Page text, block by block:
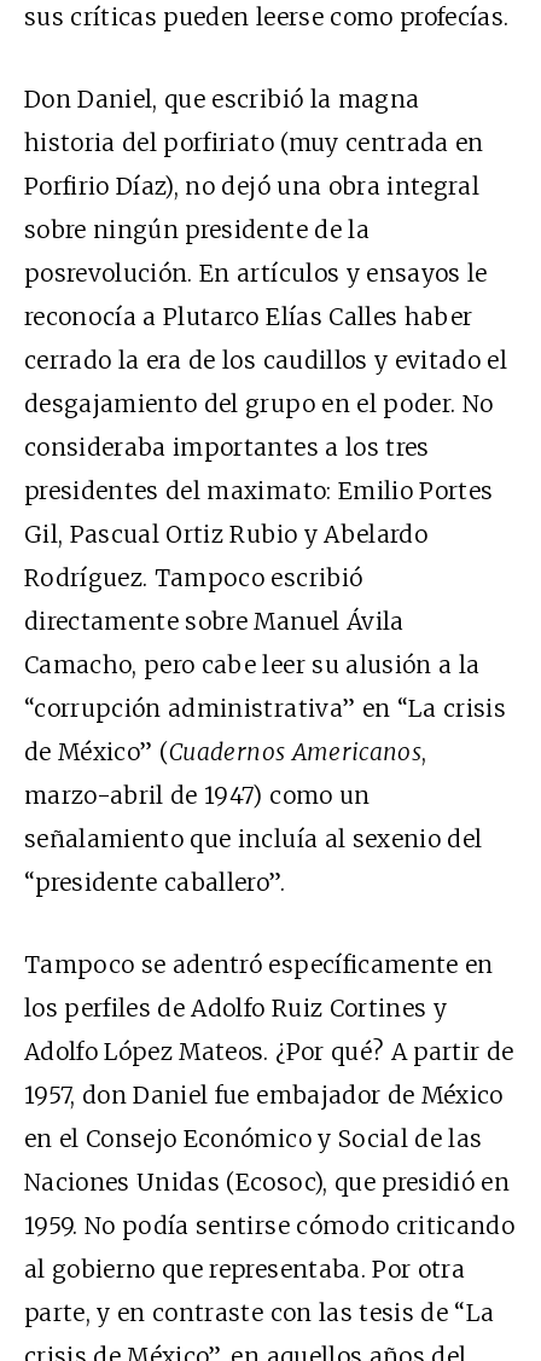
sus críticas pueden leerse como profecías.
Don Daniel, que escribió la magna
historia del porfiriato (muy centrada en
Porfirio Díaz), no dejó una obra integral
sobre ningún presidente de la
posrevolución. En artículos y ensayos le
reconocía a Plutarco Elías Calles haber
cerrado la era de los caudillos y evitado el
desgajamiento del grupo en el poder. No
consideraba importantes a los tres
presidentes del maximato: Emilio Portes
Gil, Pascual Ortiz Rubio y Abelardo
Rodríguez. Tampoco escribió
directamente sobre Manuel Ávila
Camacho, pero cabe leer su alusión a la
“corrupción administrativa” en “La crisis
de México” (Cuadernos Americanos,
marzo-abril de 1947) como un
señalamiento que incluía al sexenio del
“presidente caballero”.
Tampoco se adentró específicamente en
los perfiles de Adolfo Ruiz Cortines y
Adolfo López Mateos. ¿Por qué? A partir de
1957, don Daniel fue embajador de México
en el Consejo Económico y Social de las
Naciones Unidas (Ecosoc), que presidió en
1959. No podía sentirse cómodo criticando
al gobierno que representaba. Por otra
parte, y en contraste con las tesis de “La